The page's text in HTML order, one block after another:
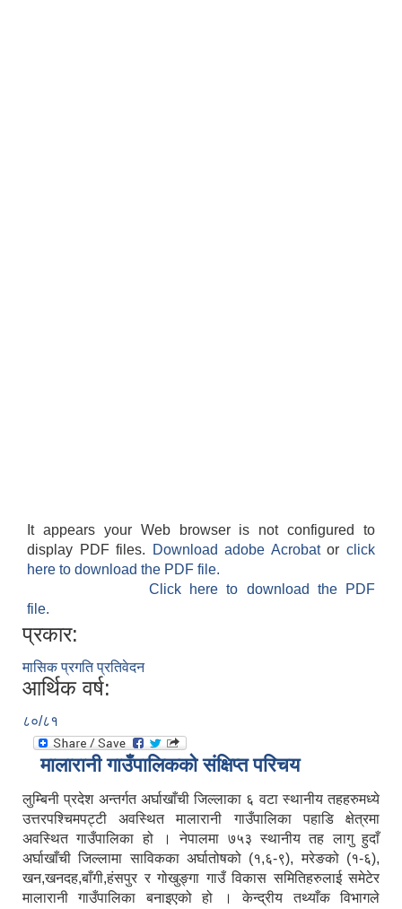
It appears your Web browser is not configured to
display PDF files.
Download adobe Acrobatorclick
here to download the PDF file.
Click here to download the PDF
file.
प्रकार:
मासिक प्रगति प्रतिवेदन
आर्थिक वर्ष:
८०/८१
मालारानी गाउँपालिकको संक्षिप्त परिचय
लुम्बिनी प्रदेश अन्तर्गत अर्घाखाँची जिल्लाका ६ वटा स्थानीय तहहरुमध्ये
उत्तरपश्चिमपट्टी अवस्थित मालारानी गाउँपालिका पहाडि क्षेत्रमा
अवस्थित गाउँपालिका हो । नेपालमा ७५३ स्थानीय तह लागु हुदाँ
अर्घाखाँची जिल्लामा साविकका अर्घातोषको (१,६-९), मरेङको (१-६),
खन,खनदह,बाँगी,हंसपुर र गोखुङ्गा गाउँ विकास समितिहरुलाई समेटेर
मालारानी गाउँपालिका बनाइएको हो । केन्द्रीय तथ्याँक विभागले